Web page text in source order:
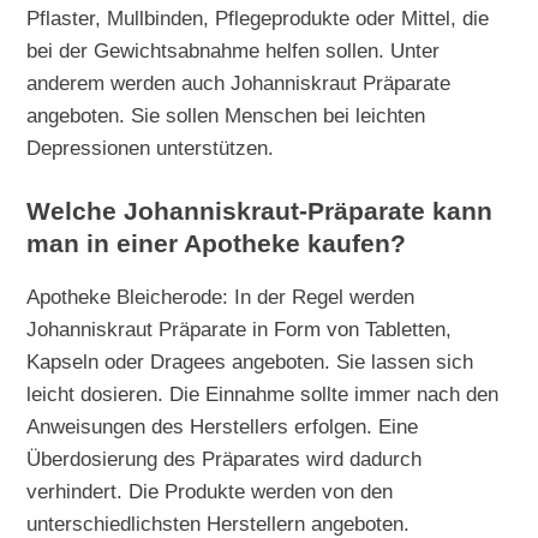
Pflaster, Mullbinden, Pflegeprodukte oder Mittel, die
bei der Gewichtsabnahme helfen sollen. Unter
anderem werden auch Johanniskraut Präparate
angeboten. Sie sollen Menschen bei leichten
Depressionen unterstützen.
Welche Johanniskraut-Präparate kann
man in einer Apotheke kaufen?
Apotheke Bleicherode: In der Regel werden
Johanniskraut Präparate in Form von Tabletten,
Kapseln oder Dragees angeboten. Sie lassen sich
leicht dosieren. Die Einnahme sollte immer nach den
Anweisungen des Herstellers erfolgen. Eine
Überdosierung des Präparates wird dadurch
verhindert. Die Produkte werden von den
unterschiedlichsten Herstellern angeboten.